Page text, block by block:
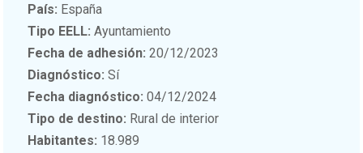
País: España
Tipo EELL: Ayuntamiento
Fecha de adhesión: 20/12/2023
Diagnóstico: Sí
Fecha diagnóstico: 04/12/2024
Tipo de destino: Rural de interior
Habitantes: 18.989